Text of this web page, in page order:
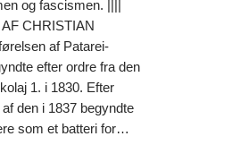
og fascismen. ||||
CHRISTIAN
af ​​Patarei-
efter ordre fra den
1. i 1830. Efter
den i 1837 begyndte​​
som et batteri for…